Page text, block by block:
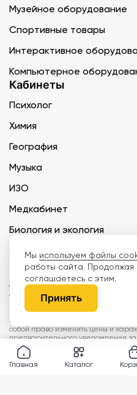
Музейное оборудование
Спортивные товары
Интерактивное
Компьютерное
Кабинеты
Психолог
Химия
География
Музыка
ИЗО
Медкабинет
Биология и экология
Технология
ООО «Дети наше будущее» ИНН
667101001 БИК 046577674
Информация на сайте не
могут отличаться от поставляемых
собой право изменить цены и
предварительного уведомления
качество поставляемой
сайт лучше. Пользуясь сайтом, вы
обработки персональных данных и
Главная Каталог
Мы используем файлы
работы сайта. Продолжая
соглашаетесь с этим.
Принять